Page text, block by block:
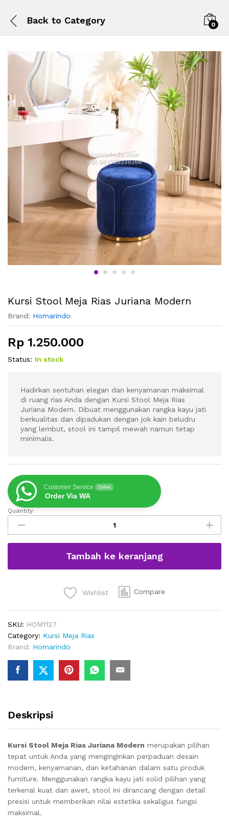
Back to Category 0
Kursi Stool Meja Rias Juriana Modern
Brand: Homarindo
Rp 1.250.000
Status: In stock
Hadirkan sentuhan elegan dan kenyamanan maksimal
di ruang rias Anda dengan Kursi Stool Meja Rias
Juriana Modern. Dibuat menggunakan rangka kayu jati
berkualitas dan dipadukan dengan jok kain beludru
yang lembut, stool ini tampil mewah namun tetap
minimalis.
Customer Service Online
Order Via WA
Kursi
Stool
Meja
Rias
Modern
Quantity:
Tambah ke keranjang
Wishlist Compare
SKU: HOM1127
Category: Kursi Meja Rias
Brand: Homarindo
Deskripsi
Kursi Stool Meja Rias Juriana Modern merupakan pilihan
tepat untuk Anda yang menginginkan perpaduan desain
modern, kenyamanan, dan ketahanan dalam satu produk
furniture. Menggunakan rangka kayu jati solid pilihan yang
terkenal kuat dan awet, stool ini dirancang dengan detail
presisi untuk memberikan nilai estetika sekaligus fungsi
maksimal.